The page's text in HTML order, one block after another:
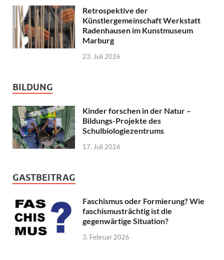
Retrospektive der
Künstlergemeinschaft Werkstatt
Radenhausen im Kunstmuseum
Marburg
23. Juli 2026
BILDUNG
Kinder forschen in der Natur –
Bildungs-Projekte des
Schulbiologiezentrums
17. Juli 2026
GASTBEITRAG
Faschismus oder Formierung? Wie
faschismusträchtig ist die
gegenwärtige Situation?
3. Februar 2026